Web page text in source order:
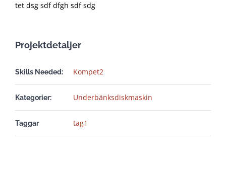
tet dsg sdf dfgh sdf sdg
Projektdetaljer
Skills Needed: Kompet2
Kategorier: Underbänksdiskmaskin
Taggar tag1